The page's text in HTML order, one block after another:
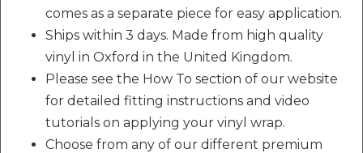
comes as a separate piece for easy application.
Ships within 3 days. Made from high quality
vinyl in Oxford in the United Kingdom.
Please see the How To section of our website
for detailed fitting instructions and video
tutorials on applying your vinyl wrap.
Choose from any of our different premium